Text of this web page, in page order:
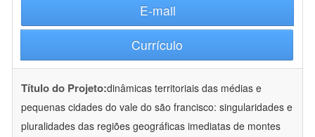
E-mail
Currículo
Título do Projeto:dinâmicas territoriais das médias e
pequenas cidades do vale do são francisco: singularidades e
pluralidades das regiões geográficas imediatas de montes